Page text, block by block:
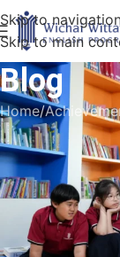
Skip to
Skip to main
Blog
Home